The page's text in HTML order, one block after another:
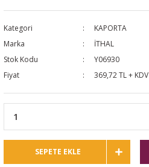
Kategori
KAPORTA
Marka
İTHAL
Stok Kodu
Y06930
Fiyat
369,72 TL + KDV
SEPETE EKLE